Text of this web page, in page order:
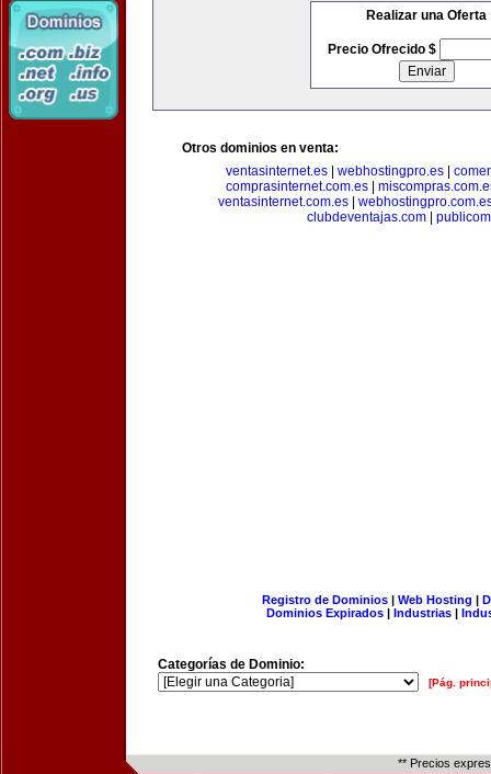
Realizar una Oferta
Precio Ofrecido $
Otros dominios en venta:
ventasinternet.es
webhostingpro.es
comprasinternet.com.es|
ventasinternet.com.es|
clubdeventajas.com
Registro de Dominios| Web Hosting |
Dominios Expirados | Industrias |
Categorías de Dominio:
[Pág.
** Precios